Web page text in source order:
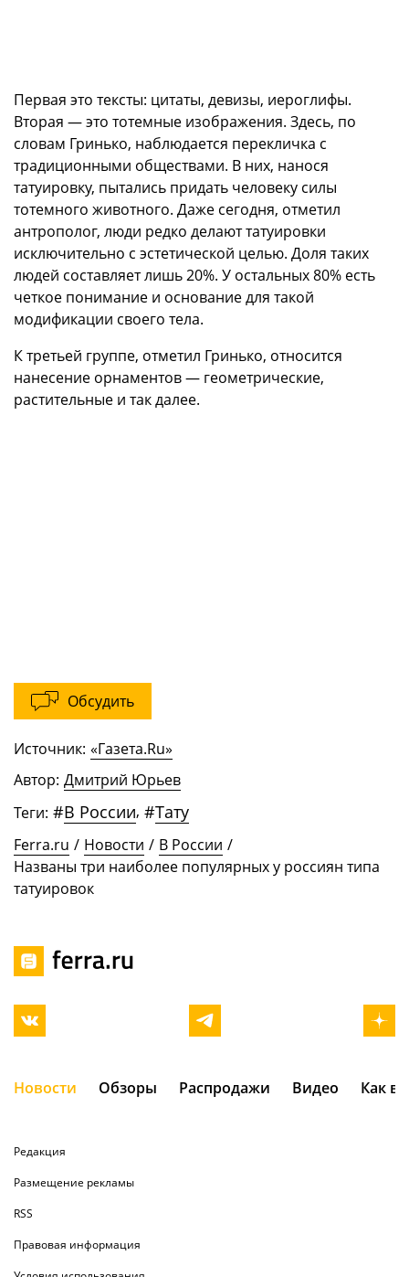
Первая это тексты: цитаты, девизы, иероглифы.
Вторая — это тотемные изображения. Здесь, по
словам Гринько, наблюдается перекличка с
традиционными обществами. В них, нанося
татуировку, пытались придать человеку силы
тотемного животного. Даже сегодня, отметил
антрополог, люди редко делают татуировки
исключительно с эстетической целью. Доля таких
людей составляет лишь 20%. У остальных 80% есть
четкое понимание и основание для такой
модификации своего тела.
К третьей группе, отметил Гринько, относится
нанесение орнаментов — геометрические,
растительные и так далее.
Обсудить
Источник: «Газета.Ru»
Автор: Дмитрий Юрьев
Теги: #В России, #Тату
Ferra.ru / Новости / В России /
Названы три наиболее популярных у россиян типа
татуировок
Новости Обзоры Распродажи Видео Как
Редакция
Размещение рекламы
RSS
Правовая информация